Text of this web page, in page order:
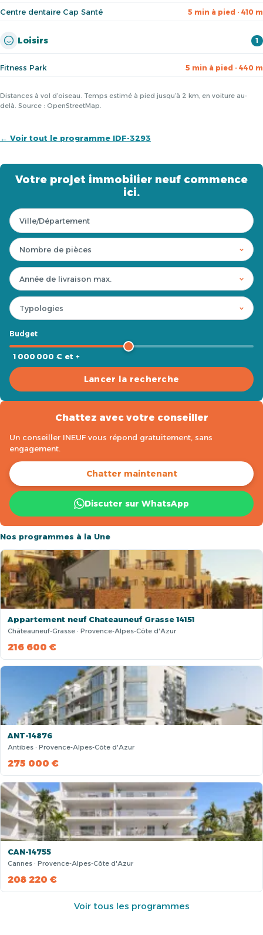
Centre dentaire Cap Santé 5 min à pied · 410 m
Loisirs 1
Fitness Park 5 min à pied · 440 m
Distances à vol d’oiseau. Temps estimé à pied jusqu’à 2 km, en voiture au-
delà. Source : OpenStreetMap.
← Voir tout le programme IDF-3293
Votre projet immobilier neuf commence
ici.
Budget
1 000 000 € et +
Lancer la recherche
Chattez avec votre conseiller
Un conseiller INEUF vous répond gratuitement, sans
engagement.
Chatter maintenant
Discuter sur WhatsApp
Nos programmes à la Une
Appartement neuf Chateauneuf Grasse 14151
Châteauneuf-Grasse · Provence-Alpes-Côte d'Azur
216 600 €
ANT-14876
Antibes · Provence-Alpes-Côte d'Azur
275 000 €
CAN-14755
Cannes · Provence-Alpes-Côte d'Azur
208 220 €
Voir tous les programmes